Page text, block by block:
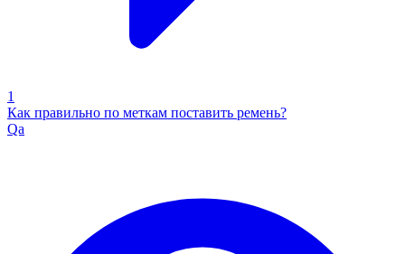
1
Как правильно по меткам поставить ремень?
Qa